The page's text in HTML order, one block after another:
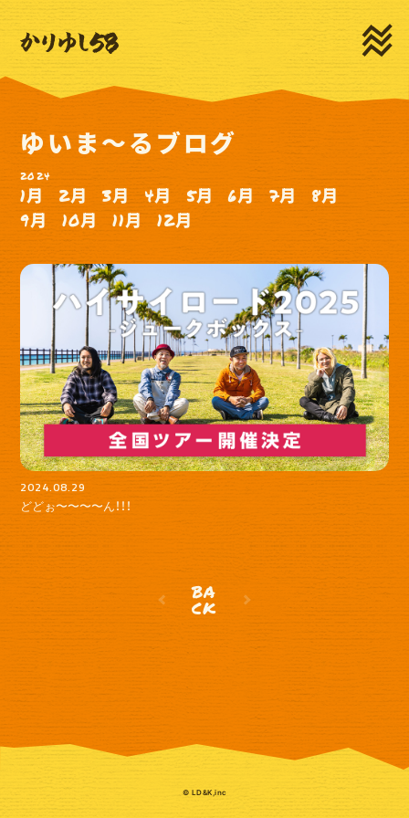
HOME
LIVE
MEDIA
PROFILE
MOVIE
DISCOGRAPHY
GOODS
CONTACT
新規登録 ログイン
ゆいま～るSNS
ゆいま～るテレビ
ゆいま～るブログ
ゆいま～るラジオ
かりゆしの部屋
壁紙
ゆいま～るブログ
2024
1月 2月 3月 4月 5月 6月 7月
8月
9月
10月 11月 12月
2024.08.29
どどぉ〜〜〜〜ん！！！
BA
CK
© LD&K,inc